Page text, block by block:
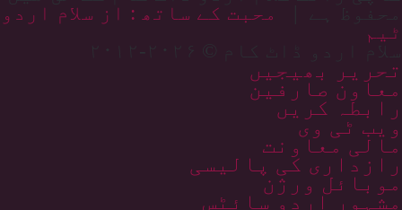
محبت کے ساتھ : از سلام اردو
ٹیم
سلام اردو ڈاٹ کام © ۲۰۲۶-۲۰۱۲
تحریر بھیجیں
معاون صارفین
رابطہ کریں
ویب ٹی وی
مالی معاونت
رازداری کی پالیسی
موبائل ورژن
مشہور اردو سائٹس